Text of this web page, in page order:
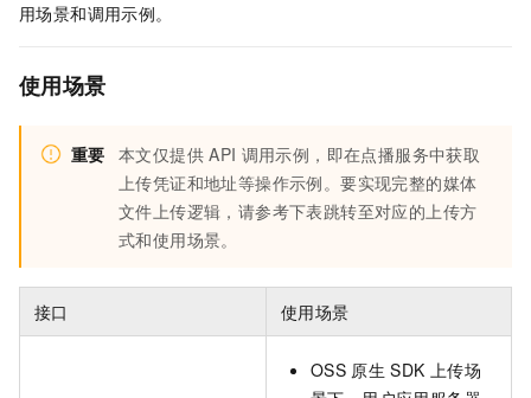
用场景和调用示例。
使用场景
重要 本文仅提供 API 调用示例，即在点播服务中获取
上传凭证和地址等操作示例。要实现完整的媒体
文件上传逻辑，请参考下表跳转至对应的上传方
式和使用场景。
接口 使用场景
OSS 原生 SDK 上传场